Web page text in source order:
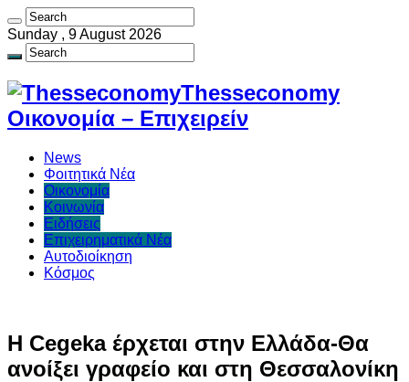
Sunday , 9 August 2026
Thesseconomy
Οικονομία – Επιχειρείν
News
Φοιτητικά Νέα
Οικονομία
Κοινωνία
Ειδήσεις
Επιχειρηματικά Νέα
Αυτοδιοίκηση
Κόσμος
Η Cegeka έρχεται στην Ελλάδα-Θα
ανοίξει γραφείο και στη Θεσσαλονίκη